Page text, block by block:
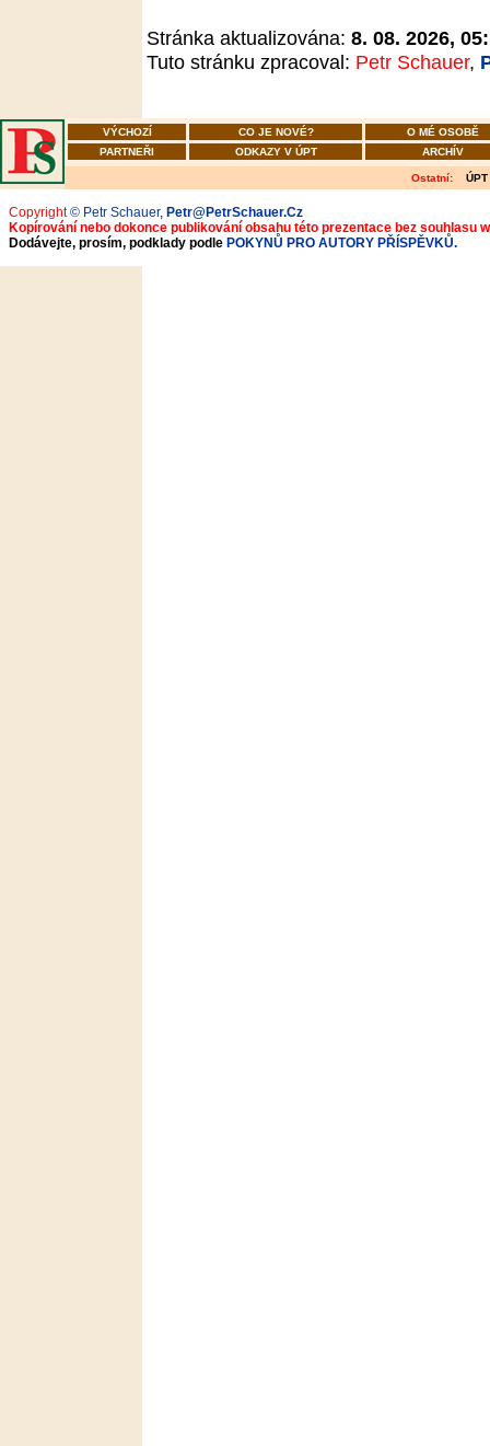
Stránka aktualizována: 8. 08. 2026,
Tuto stránku zpracoval: Petr Schauer,
VÝCHOZÍ CO JE NOVÉ?
O MÉ OSOBĚ
PARTNEŘI
ODKAZY V ÚPT ARCHÍV
Ostatní: ÚPT
Copyright© Petr Schauer, Petr@PetrSchauer.Cz
Kopírování nebo dokonce publikování obsahu této prezentace bez souhlasu
Dodávejte, prosím, podklady podle POKYNŮ PRO AUTORY PŘÍSPĚVKŮ.